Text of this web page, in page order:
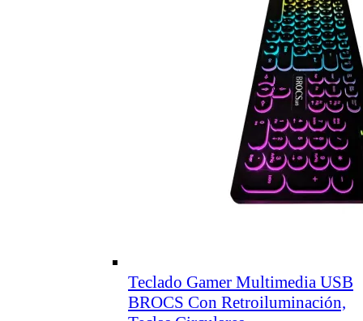
Teclado Gamer Multimedia USB
BROCS Con Retroiluminación,